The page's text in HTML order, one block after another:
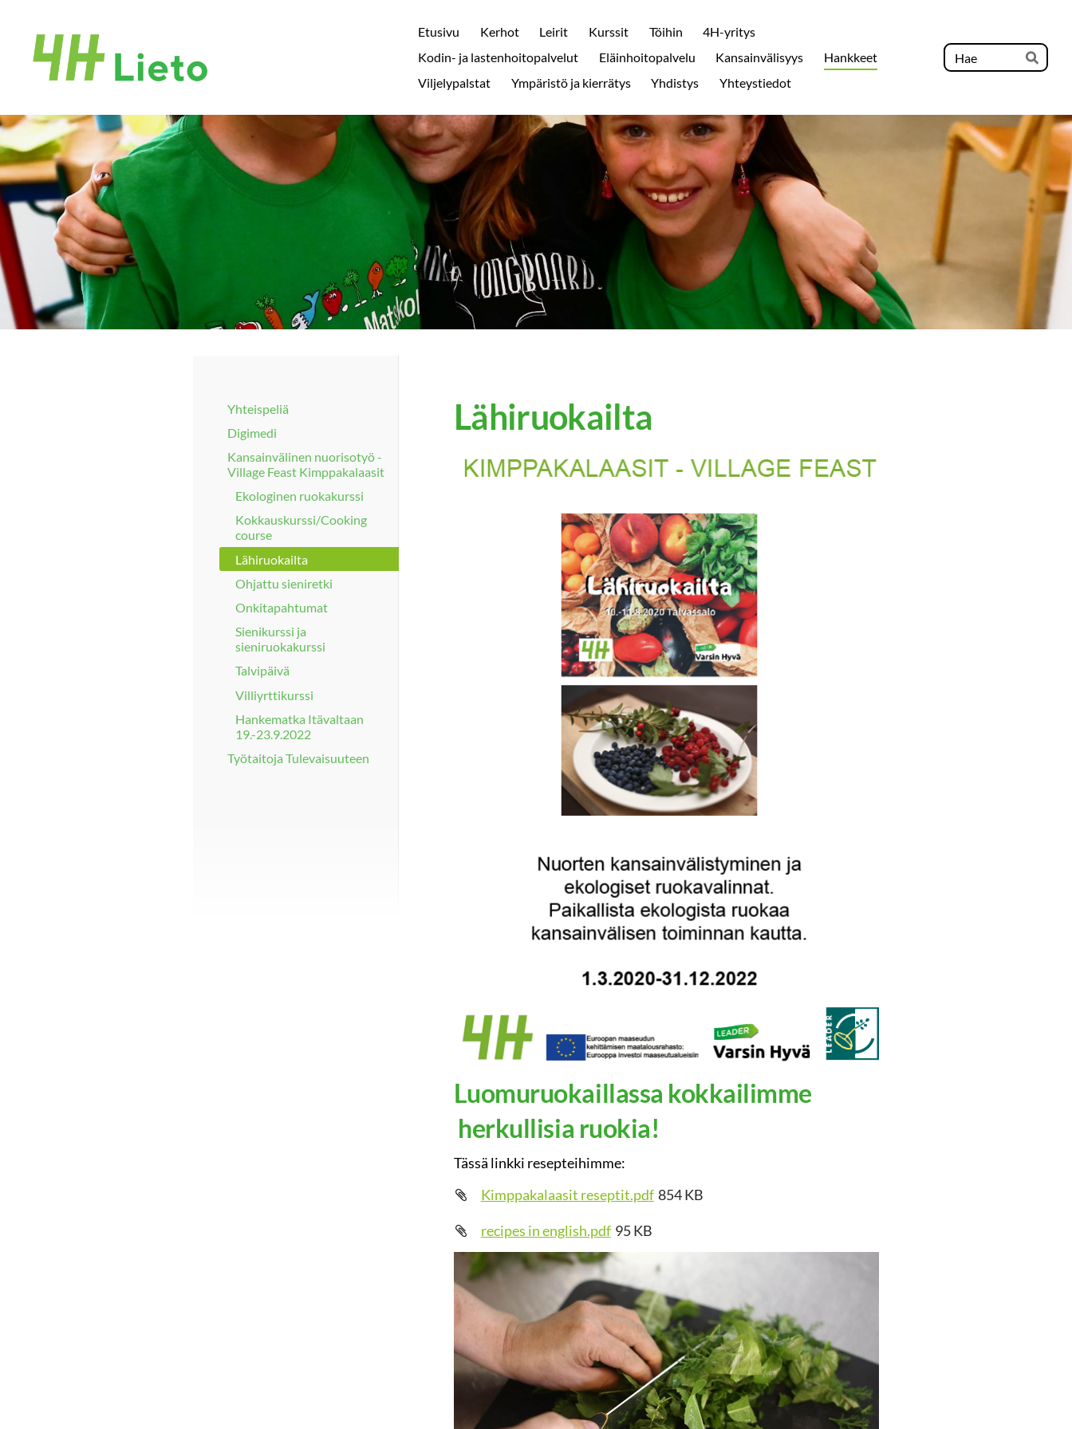
sivun
sisältöön
Liedon 4H-yhdistys
Etusivu Kerhot Leirit Kurssit Töihin
4H-yritys
Kodin- ja lastenhoitopalvelut
Eläinhoitopalvelu Kansainvälisyys
Hankkeet
Viljelypalstat
Ympäristö ja kierrätys Yhdistys Yhteystiedot
Hae
Yhteispeliä
Digimedi
Kansainvälinen nuorisotyö -
Village Feast Kimppakalaasit
Ekologinen ruokakurssi
Kokkauskurssi/Cooking
course
Lähiruokailta
Ohjattu sieniretki
Onkitapahtumat
Sienikurssi ja
sieniruokakurssi
Talvipäivä
Villiyrttikurssi
Hankematka Itävaltaan
19.-23.9.2022
Työtaitoja Tulevaisuuteen
Lähiruokailta
Luomuruokaillassa kokkailimme
herkullisia ruokia!
Tässä linkki resepteihimme:
Kimppakalaasit reseptit.pdf 854 KB
recipes in english.pdf 95 KB